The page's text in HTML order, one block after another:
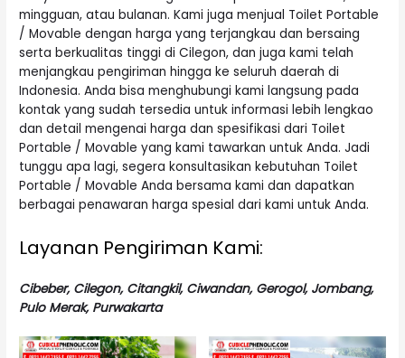
mingguan, atau bulanan. Kami juga menjual Toilet Portable
/ Movable dengan harga yang terjangkau dan bersaing
serta berkualitas tinggi di Cilegon, dan juga kami telah
menjangkau pengiriman hingga ke seluruh daerah di
Indonesia. Anda bisa menghubungi kami langsung pada
kontak yang sudah tersedia untuk informasi lebih lengkao
dan detail mengenai harga dan spesifikasi dari Toilet
Portable / Movable yang kami tawarkan untuk Anda. Jadi
tunggu apa lagi, segera konsultasikan kebutuhan Toilet
Portable / Movable Anda bersama kami dan dapatkan
berbagai penawaran harga spesial dari kami untuk Anda.
Layanan Pengiriman Kami:
Cibeber, Cilegon, Citangkil, Ciwandan, Gerogol, Jombang,
Pulo Merak, Purwakarta